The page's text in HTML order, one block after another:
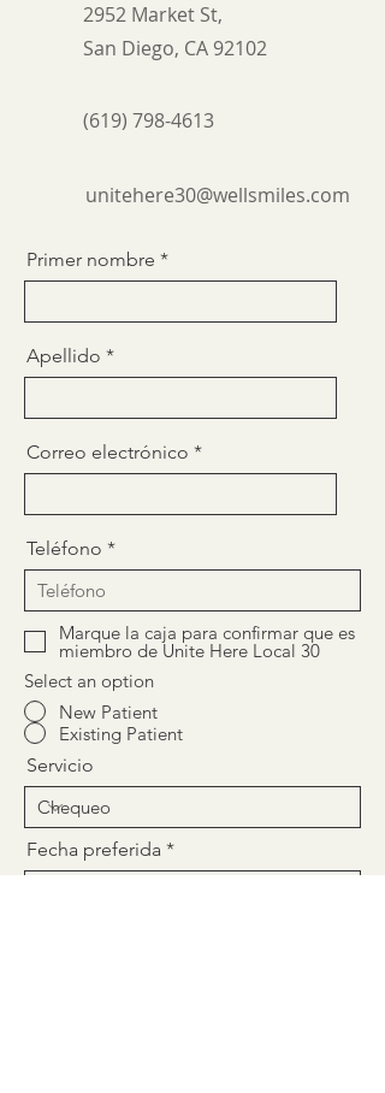
2952 Market St,
San Diego, CA 92102
(619) 798-4613
unitehere30@wellsmiles.com
Primer nombre
Apellido
Correo electrónico
Teléfono
Marque la caja para confirmar que es
miembro de Unite Here Local 30
Select an option
New Patient
Existing Patient
Servicio
Fecha preferida *r
e